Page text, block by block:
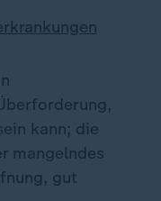
kann; die
mangelndes
gut